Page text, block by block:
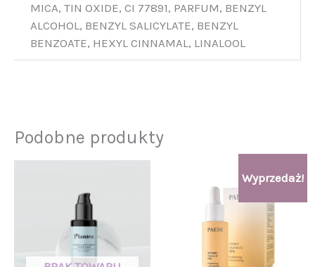
MICA, TIN OXIDE, CI 77891, PARFUM, BENZYL
ALCOHOL, BENZYL SALICYLATE, BENZYL
BENZOATE, HEXYL CINNAMAL, LINALOOL
Podobne produkty
Wyprzedaż!
wynosiła:
99,00 zł.
cena
88,00 zł.